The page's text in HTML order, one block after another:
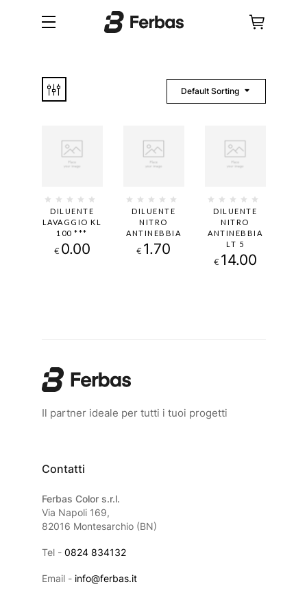
Default Sorting
DILUENTE
LAVAGGIO KL
100 ***
€ 0.00
DILUENTE
NITRO
ANTINEBBIA
€ 1.70
DILUENTE
NITRO
ANTINEBBIA
LT 5
€ 14.00
Il partner ideale per tutti i tuoi progetti
Contatti
Ferbas Color s.r.l.
Via Napoli 169,
82016 Montesarchio (BN)
Tel - 0824 834132
Email - info@ferbas.it